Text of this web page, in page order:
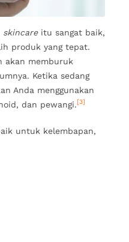
skincareitu sangat baik,
produk yang tepat.
akan memburuk
Ketika sedang
Anda menggunakan
dan pewangi. [3]
untuk kelembapan,